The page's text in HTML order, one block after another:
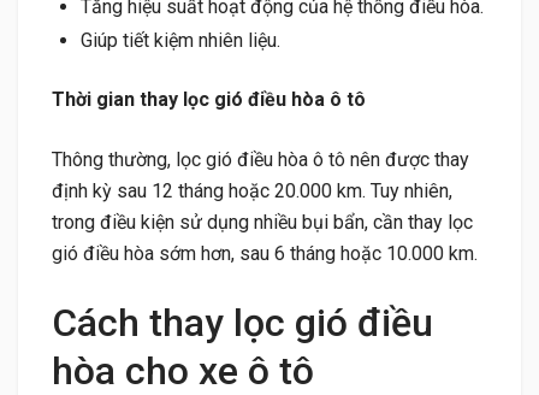
Tăng hiệu suất hoạt động của hệ thống điều hòa.
Giúp tiết kiệm nhiên liệu.
Thời gian thay lọc gió điều hòa ô tô
Thông thường, lọc gió điều hòa ô tô nên được thay
định kỳ sau 12 tháng hoặc 20.000 km. Tuy nhiên,
trong điều kiện sử dụng nhiều bụi bẩn, cần thay lọc
gió điều hòa sớm hơn, sau 6 tháng hoặc 10.000 km.
Cách thay lọc gió điều
hòa cho xe ô tô